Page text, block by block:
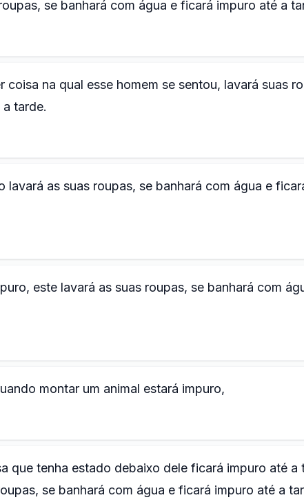
se banhará com água e ficará impuro até a
na qual esse homem se sentou, lavará suas
tarde.
lavará as suas roupas, se banhará com água e
este lavará as suas roupas, se banhará com
montar um animal estará impuro,
que tenha estado debaixo dele ficará impuro até a
se banhará com água e ficará impuro até a